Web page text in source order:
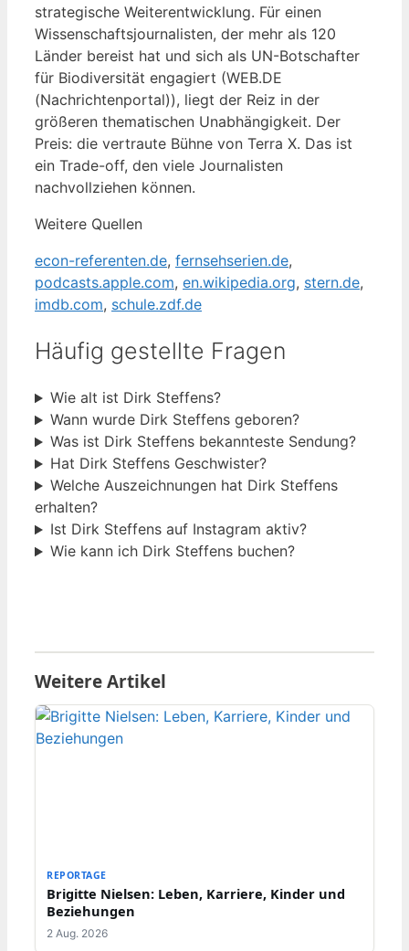
strategische Weiterentwicklung. Für einen
Wissenschaftsjournalisten, der mehr als 120
Länder bereist hat und sich als UN-Botschafter
für Biodiversität engagiert (WEB.DE
(Nachrichtenportal)), liegt der Reiz in der
größeren thematischen Unabhängigkeit. Der
Preis: die vertraute Bühne von Terra X. Das ist
ein Trade-off, den viele Journalisten
nachvollziehen können.
Weitere Quellen
econ-referenten.de, fernsehserien.de,
podcasts.apple.com, en.wikipedia.org, stern.de,
imdb.com, schule.zdf.de
Häufig gestellte Fragen
Wie alt ist Dirk Steffens?
Wann wurde Dirk Steffens geboren?
Was ist Dirk Steffens bekannteste Sendung?
Hat Dirk Steffens Geschwister?
Welche Auszeichnungen hat Dirk Steffens
erhalten?
Ist Dirk Steffens auf Instagram aktiv?
Wie kann ich Dirk Steffens buchen?
Weitere Artikel
REPORTAGE
Brigitte Nielsen: Leben, Karriere, Kinder und
Beziehungen
2 Aug. 2026